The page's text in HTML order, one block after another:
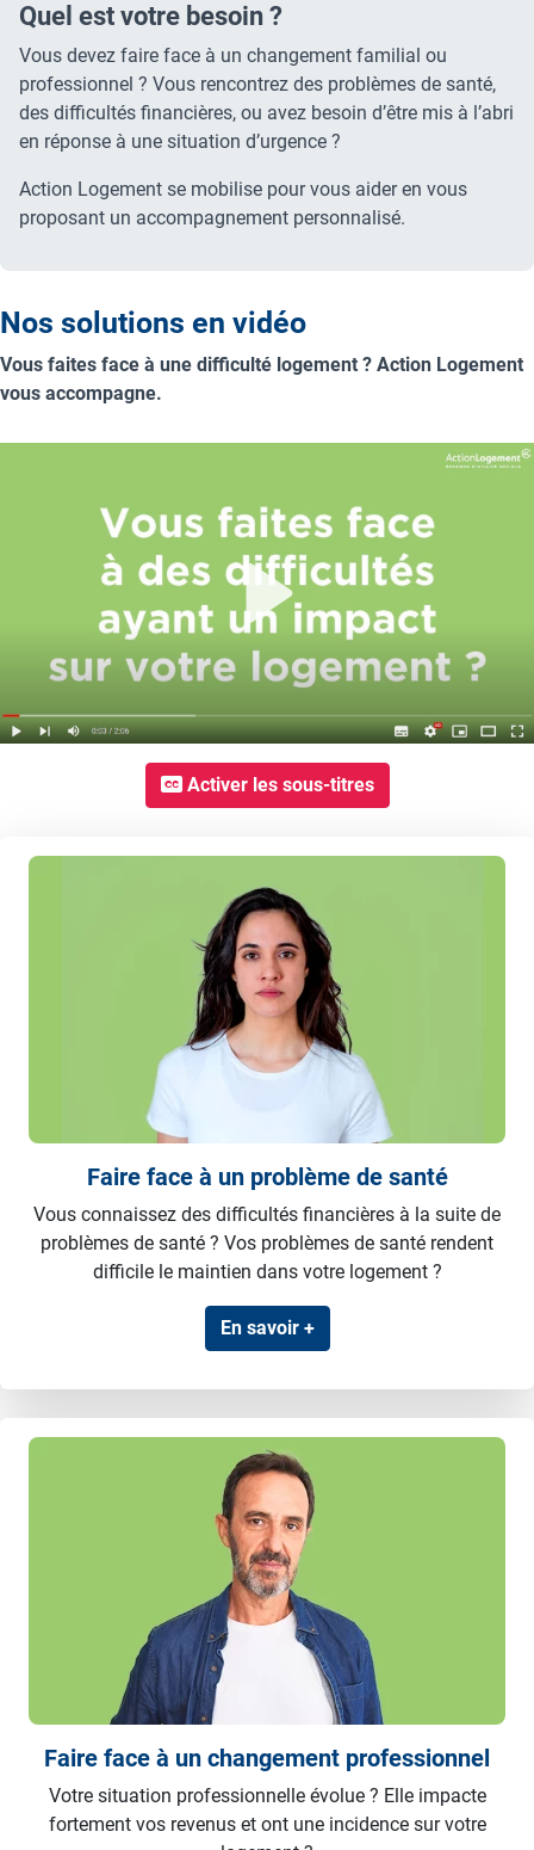
Quel est votre besoin ?
Vous devez faire face à un changement familial ou
professionnel ? Vous rencontrez des problèmes de santé,
des difficultés financières, ou avez besoin d’être mis à l’abri
en réponse à une situation d’urgence ?
Action Logement se mobilise pour vous aider en vous
proposant un accompagnement personnalisé.
Nos solutions en vidéo
Vous faites face à une difficulté logement ? Action Logement
vous accompagne.
Play
Activer les sous-titres
Faire face à un problème de santé
Vous connaissez des difficultés financières à la suite de
problèmes de santé ? Vos problèmes de santé rendent
difficile le maintien dans votre logement ?
En savoir +
Faire face à un changement professionnel
Votre situation professionnelle évolue ? Elle impacte
fortement vos revenus et ont une incidence sur votre